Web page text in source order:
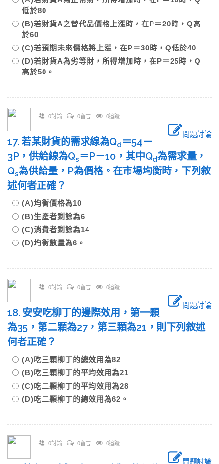
低於80
(B)若財貨A之替代品價格上漲時，在P＝20時，Q高
於60
(C)若預期未來價格將上漲，在P＝30時，Q低於40
(D)若財貨A為劣等財，所得增加時，在P＝25時，Q
高於50。
0討論 0留言 0追蹤
問題討論
17. 若某財貨的需求線為Qd＝54－
3P，供給線為Qs＝P－10，其中Qd為需求量，
Qs為供給量，P為價格。在市場均衡時，下列敘
述何者正確？
(A)均衡價格為10
(B)生產者剩餘為6
(C)消費者剩餘為14
(D)均衡數量為6。
0討論 0留言 0追蹤
問題討論
18. 安安吃柳丁的邊際效用，第一顆
為35，第二顆為27，第三顆為21，則下列敘述
何者正確？
(A)吃三顆柳丁的總效用為82
(B)吃三顆柳丁的平均效用為21
(C)吃二顆柳丁的平均效用為28
(D)吃二顆柳丁的總效用為62。
0討論 0留言 0追蹤
問題討論